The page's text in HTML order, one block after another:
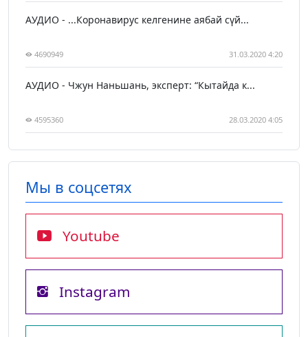
АУДИО - ...Коронавирус келгенине аябай сүй...
4690949 31.03.2020 4:20
АУДИО - Чжун Наньшань, эксперт: “Кытайда к...
4595360 28.03.2020 4:05
Мы в соцсетях
Youtube
Instagram